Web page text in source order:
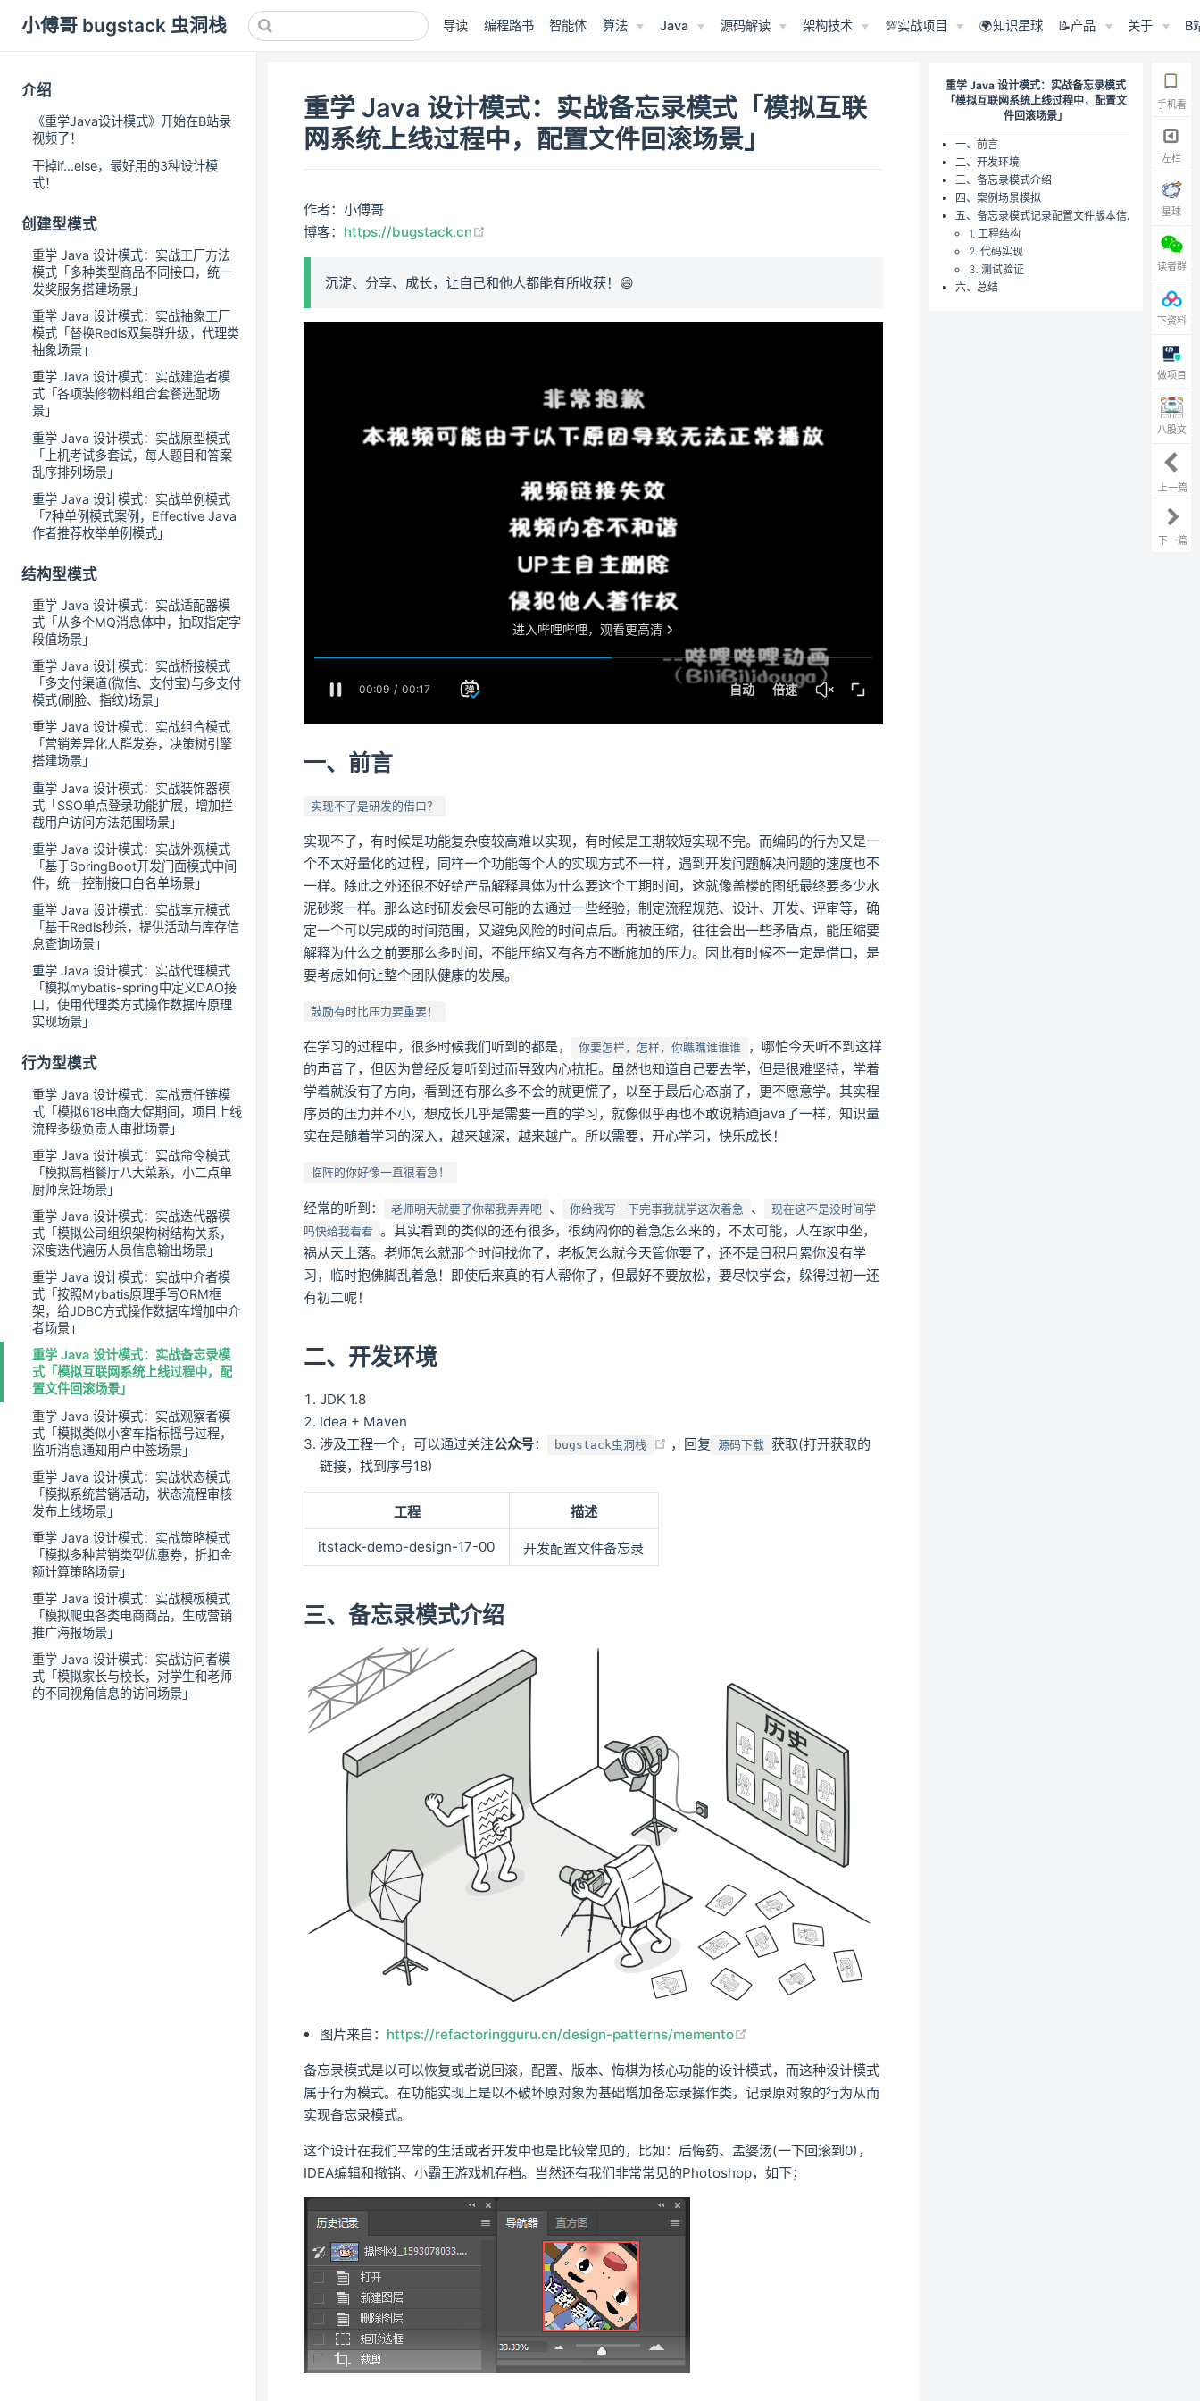
小傅哥 bugstack 虫洞栈 导读 编程路书 智能体 算法 Java 源码解读 架构技术 💯实战项目 🌍知识星球 📝产品 关于 B
介绍
《重学Java设计模式》开始在B站录
视频了！
干掉if...else，最好用的3种设计模
式！
创建型模式
重学 Java 设计模式：实战工厂方法
模式「多种类型商品不同接口，统一
发奖服务搭建场景」
重学 Java 设计模式：实战抽象工厂
模式「替换Redis双集群升级，代理类
抽象场景」
重学 Java 设计模式：实战建造者模
式「各项装修物料组合套餐选配场
景」
重学 Java 设计模式：实战原型模式
「上机考试多套试，每人题目和答案
乱序排列场景」
重学 Java 设计模式：实战单例模式
「7种单例模式案例，Effective Java
作者推荐枚举单例模式」
结构型模式
重学 Java 设计模式：实战适配器模
式「从多个MQ消息体中，抽取指定字
段值场景」
重学 Java 设计模式：实战桥接模式
「多支付渠道(微信、支付宝)与多支付
模式(刷脸、指纹)场景」
重学 Java 设计模式：实战组合模式
「营销差异化人群发券，决策树引擎
搭建场景」
重学 Java 设计模式：实战装饰器模
式「SSO单点登录功能扩展，增加拦
截用户访问方法范围场景」
重学 Java 设计模式：实战外观模式
「基于SpringBoot开发门面模式中间
件，统一控制接口白名单场景」
重学 Java 设计模式：实战享元模式
「基于Redis秒杀，提供活动与库存信
息查询场景」
重学 Java 设计模式：实战代理模式
「模拟mybatis-spring中定义DAO接
口，使用代理类方式操作数据库原理
实现场景」
行为型模式
重学 Java 设计模式：实战责任链模
式「模拟618电商大促期间，项目上线
流程多级负责人审批场景」
重学 Java 设计模式：实战命令模式
「模拟高档餐厅八大菜系，小二点单
厨师烹饪场景」
重学 Java 设计模式：实战迭代器模
式「模拟公司组织架构树结构关系，
深度迭代遍历人员信息输出场景」
重学 Java 设计模式：实战中介者模
式「按照Mybatis原理手写ORM框
架，给JDBC方式操作数据库增加中介
者场景」
重学 Java 设计模式：实战备忘录模
式「模拟互联网系统上线过程中，配
置文件回滚场景」
重学 Java 设计模式：实战观察者模
式「模拟类似小客车指标摇号过程，
监听消息通知用户中签场景」
重学 Java 设计模式：实战状态模式
「模拟系统营销活动，状态流程审核
发布上线场景」
重学 Java 设计模式：实战策略模式
「模拟多种营销类型优惠券，折扣金
额计算策略场景」
重学 Java 设计模式：实战模板模式
「模拟爬虫各类电商商品，生成营销
推广海报场景」
重学 Java 设计模式：实战访问者模
式「模拟家长与校长，对学生和老师
的不同视角信息的访问场景」
重学 Java 设计模式：实战备忘录模式「模拟互联
网系统上线过程中，配置文件回滚场景」
作者：小傅哥
博客： https://bugstack.cn
沉淀、分享、成长，让自己和他人都能有所收获！😄
一、前言
实现不了是研发的借口？
实现不了，有时候是功能复杂度较高难以实现，有时候是工期较短实现不完。而编码的行为又是一
个不太好量化的过程，同样一个功能每个人的实现方式不一样，遇到开发问题解决问题的速度也不
一样。除此之外还很不好给产品解释具体为什么要这个工期时间，这就像盖楼的图纸最终要多少水
泥砂浆一样。那么这时研发会尽可能的去通过一些经验，制定流程规范、设计、开发、评审等，确
定一个可以完成的时间范围，又避免风险的时间点后。再被压缩，往往会出一些矛盾点，能压缩要
解释为什么之前要那么多时间，不能压缩又有各方不断施加的压力。因此有时候不一定是借口，是
要考虑如何让整个团队健康的发展。
鼓励有时比压力要重要！
在学习的过程中，很多时候我们听到的都是， 你要怎样，怎样，你瞧瞧谁谁谁
，哪怕今天听不到这样
的声音了，但因为曾经反复听到过而导致内心抗拒。虽然也知道自己要去学，但是很难坚持，学着
学着就没有了方向，看到还有那么多不会的就更慌了，以至于最后心态崩了，更不愿意学。其实程
序员的压力并不小，想成长几乎是需要一直的学习，就像似乎再也不敢说精通java了一样，知识量
实在是随着学习的深入，越来越深，越来越广。所以需要，开心学习，快乐成长！
临阵的你好像一直很着急！
经常的听到： 老师明天就要了你帮我弄弄吧 、 你给我写一下完事我就学这次着急 、
现在这不是没时间学
吗快给我看看 。其实看到的类似的还有很多，很纳闷你的着急怎么来的，不太可能，人在家中坐，
祸从天上落。老师怎么就那个时间找你了，老板怎么就今天管你要了，还不是日积月累你没有学
习，临时抱佛脚乱着急！即使后来真的有人帮你了，但最好不要放松，要尽快学会，躲得过初一还
有初二呢！
二、开发环境
JDK 1.8
Idea + Maven
涉及工程一个，可以通过关注公众号： bugstack虫洞栈 (opens new window)
，回复 源码下载 获取(打开获取的
链接，找到序号18)
工程 描述
itstack-demo-design-17-00 开发配置文件备忘录
三、备忘录模式介绍
图片来自： https://refactoringguru.cn/design-patterns/memento
备忘录模式是以可以恢复或者说回滚，配置、版本、悔棋为核心功能的设计模式，而这种设计模式
属于行为模式。在功能实现上是以不破坏原对象为基础增加备忘录操作类，记录原对象的行为从而
实现备忘录模式。
这个设计在我们平常的生活或者开发中也是比较常见的，比如：后悔药、孟婆汤(一下回滚到0)，
IDEA编辑和撤销、小霸王游戏机存档。当然还有我们非常常见的Photoshop，如下；
重学 Java 设计模式：实战备忘录模式
「模拟互联网系统上线过程中，配置文
件回滚场景」
一、前言
二、开发环境
三、备忘录模式介绍
四、案例场景模拟
五、备忘录模式记录配置文件版本信息
1. 工程结构
2. 代码实现
3. 测试验证
六、总结
手机看
左栏
星球
读者群
下资料
做项目
八股文
上一篇
下一篇